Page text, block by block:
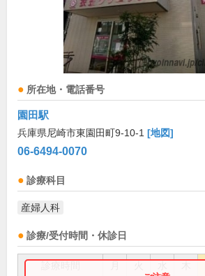
所在地・電話番号
園田駅
兵庫県尼崎市東園田町9-10-1 [地図]
06-6494-0070
診療科目
産婦人科
診療/受付時間・休診日